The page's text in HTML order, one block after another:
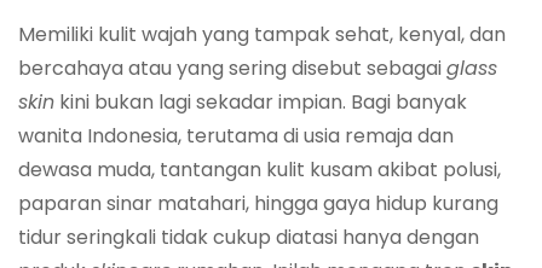
Memiliki kulit wajah yang tampak sehat, kenyal, dan
bercahaya atau yang sering disebut sebagaiglass
skin kini bukan lagi sekadar impian. Bagi banyak
wanita Indonesia, terutama di usia remaja dan
dewasa muda, tantangan kulit kusam akibat polusi,
paparan sinar matahari, hingga gaya hidup kurang
tidur seringkali tidak cukup diatasi hanya dengan